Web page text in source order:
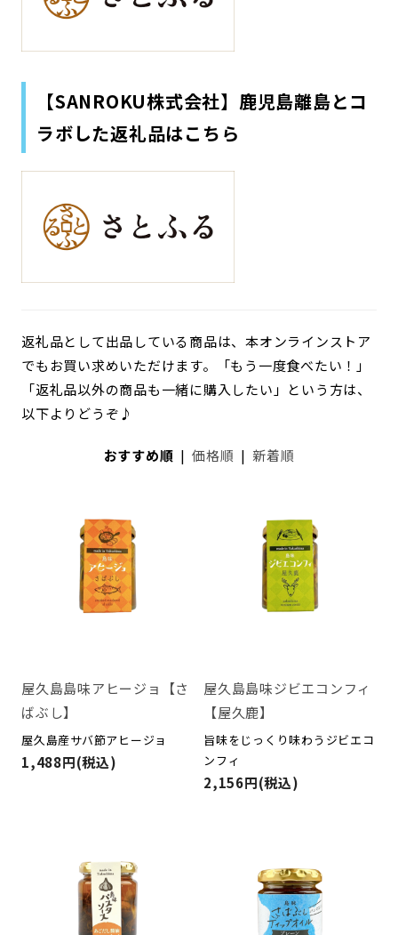
【SANROKU株式会社】鹿児島離島とコ
ラボした返礼品はこちら
返礼品として出品している商品は、本オンラインストア
でもお買い求めいただけます。「もう一度食べたい！」
「返礼品以外の商品も一緒に購入したい」という方は、
以下よりどうぞ♪
おすすめ順 |価格順 | 新着順
屋久島島味アヒージョ【さ
ばぶし】
屋久島産サバ節アヒージョ
1,488円(税込)
屋久島島味ジビエコンフィ
【屋久鹿】
旨味をじっくり味わうジビエコ
ンフィ
2,156円(税込)